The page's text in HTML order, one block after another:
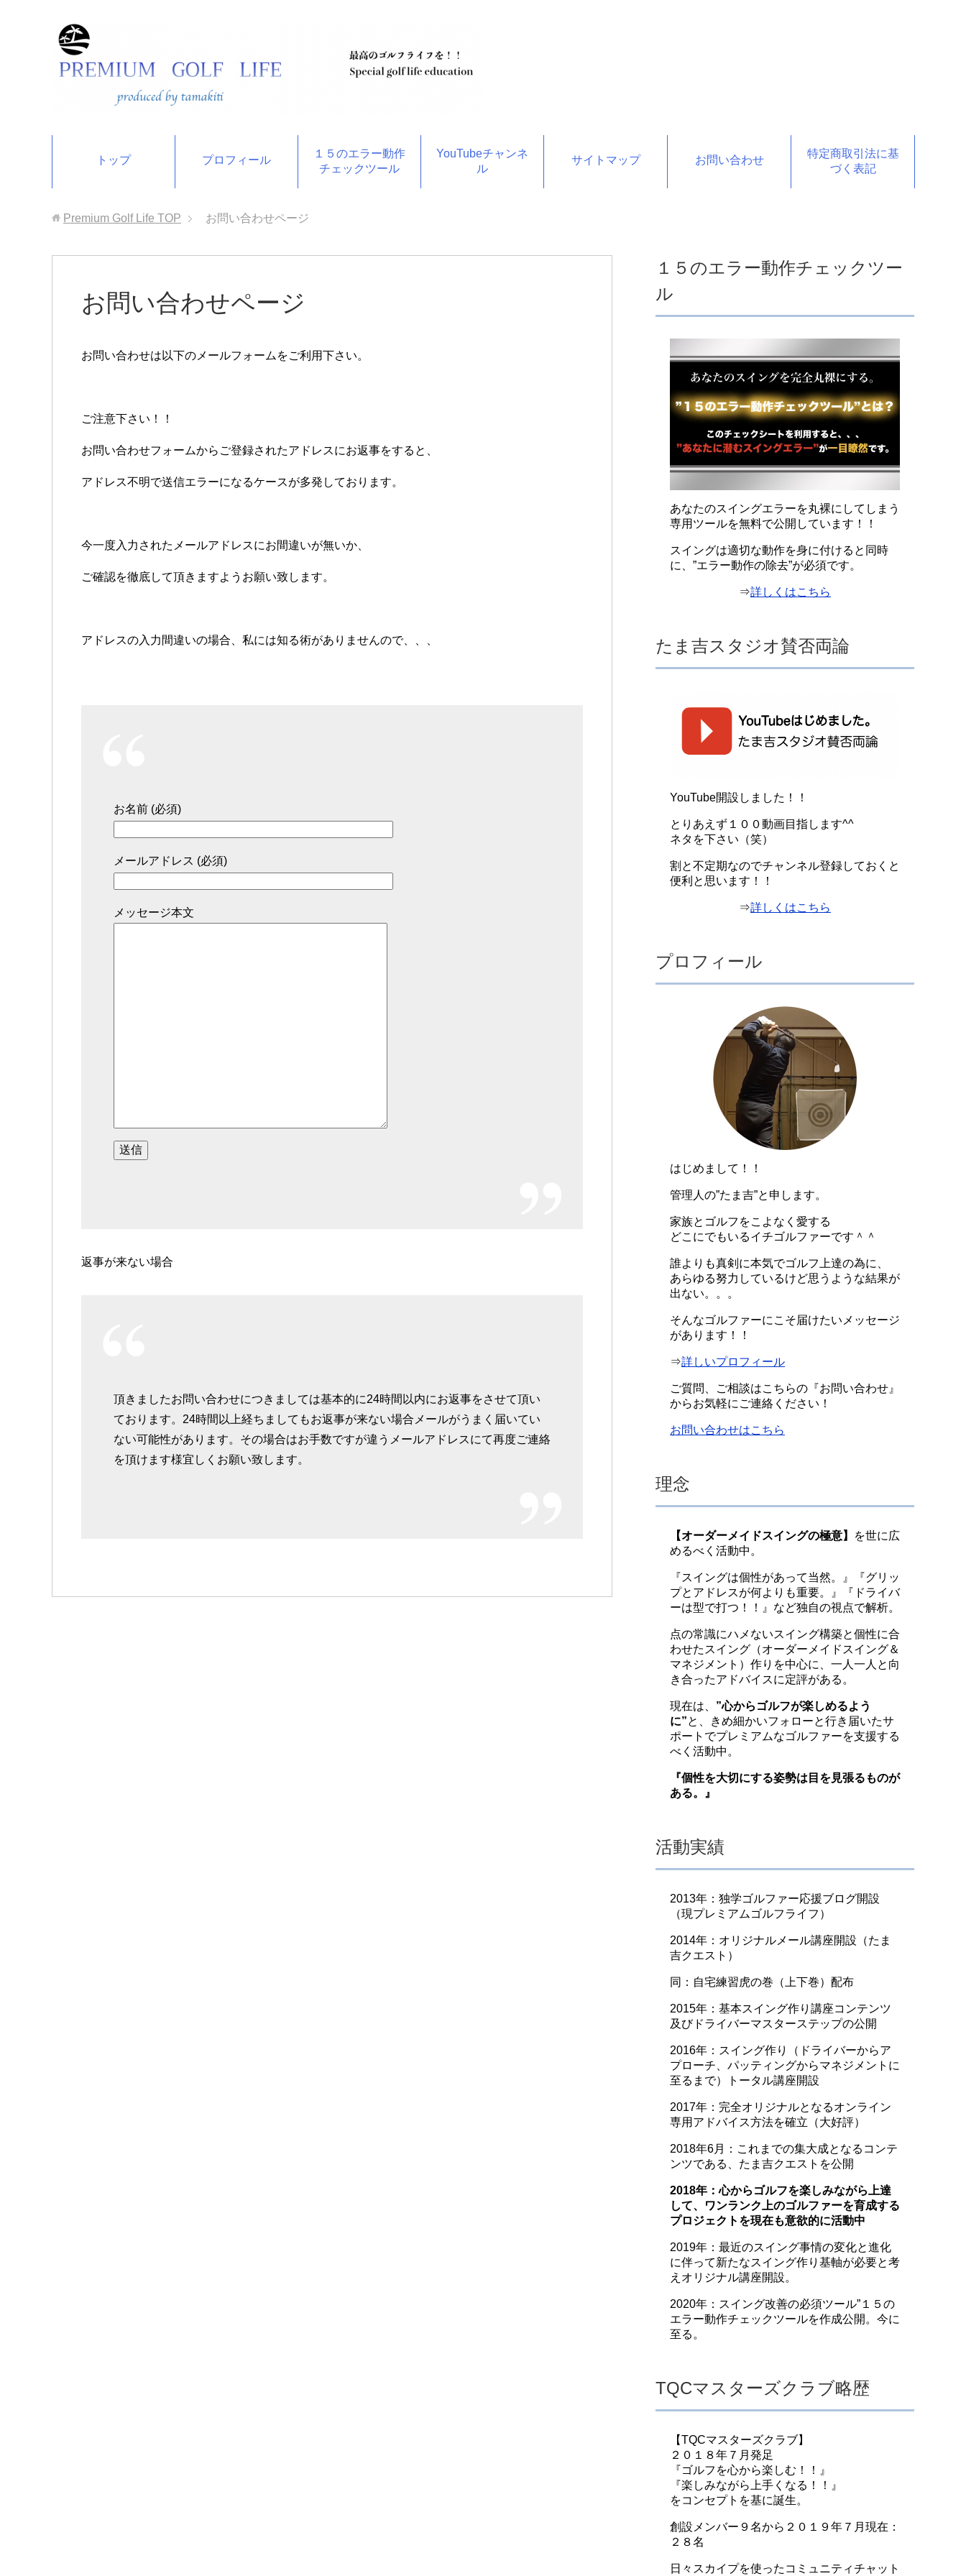
トップ プロフィール
１５のエラー動作
チェックツール
YouTubeチャンネ
ル
サイトマップ お問い合わせ
特定商取引法に基
づく表記
Premium Golf Life TOP お問い合わせページ
お問い合わせページ
お問い合わせは以下のメールフォームをご利用下さい。
ご注意下さい！！
お問い合わせフォームからご登録されたアドレスにお返事をすると、
アドレス不明で送信エラーになるケースが多発しております。
今一度入力されたメールアドレスにお間違いが無いか、
ご確認を徹底して頂きますようお願い致します。
アドレスの入力間違いの場合、私には知る術がありませんので、、、
お名前 (必須)
メールアドレス (必須)
メッセージ本文
返事が来ない場合
頂きましたお問い合わせにつきましては基本的に24時間以内にお返事をさせて頂い
ております。24時間以上経ちましてもお返事が来ない場合メールがうまく届いてい
ない可能性があります。その場合はお手数ですが違うメールアドレスにて再度ご連絡
を頂けます様宜しくお願い致します。
１５のエラー動作チェックツー
ル
あなたのスイングエラーを丸裸にしてしまう
専用ツールを無料で公開しています！！
スイングは適切な動作を身に付けると同時
に、”エラー動作の除去”が必須です。
⇒詳しくはこちら
たま吉スタジオ賛否両論
YouTube開設しました！！
とりあえず１００動画目指します^^
ネタを下さい（笑）
割と不定期なのでチャンネル登録しておくと
便利と思います！！
⇒詳しくはこちら
プロフィール
はじめまして！！
管理人の”たま吉”と申します。
家族とゴルフをこよなく愛する
どこにでもいるイチゴルファーです＾＾
誰よりも真剣に本気でゴルフ上達の為に、
あらゆる努力しているけど思うような結果が
出ない。。。
そんなゴルファーにこそ届けたいメッセージ
があります！！
⇒詳しいプロフィール
ご質問、ご相談はこちらの『お問い合わせ』
からお気軽にご連絡ください！
お問い合わせはこちら
理念
【オーダーメイドスイングの極意】
を世に広
めるべく活動中。
『スイングは個性があって当然。』『グリッ
プとアドレスが何よりも重要。』『ドライバ
ーは型で打つ！！』など独自の視点で解析。
点の常識にハメないスイング構築と個性に合
わせたスイング（オーダーメイドスイング＆
マネジメント）作りを中心に、一人一人と向
き合ったアドバイスに定評がある。
現在は、 ”心からゴルフが楽しめるよう
に”と、きめ細かいフォローと行き届いたサ
ポートでプレミアムなゴルファーを支援する
べく活動中。
『個性を大切にする姿勢は目を見張るものが
ある。』
活動実績
2013年：独学ゴルファー応援ブログ開設
（現プレミアムゴルフライフ）
2014年：オリジナルメール講座開設（たま
吉クエスト）
同：自宅練習虎の巻（上下巻）配布
2015年：基本スイング作り講座コンテンツ
及びドライバーマスターステップの公開
2016年：スイング作り（ドライバーからア
プローチ、パッティングからマネジメントに
至るまで）トータル講座開設
2017年：完全オリジナルとなるオンライン
専用アドバイス方法を確立（大好評）
2018年6月：これまでの集大成となるコンテ
ンツである、たま吉クエストを公開
2018年：心からゴルフを楽しみながら上達
して、ワンランク上のゴルファーを育成する
プロジェクトを現在も意欲的に活動中
2019年：最近のスイング事情の変化と進化
に伴って新たなスイング作り基軸が必要と考
えオリジナル講座開設。
2020年：スイング改善の必須ツール”１５の
エラー動作チェックツールを作成公開。今に
至る。
TQCマスターズクラブ略歴
【TQCマスターズクラブ】
２０１８年７月発足
『ゴルフを心から楽しむ！！』
『楽しみながら上手くなる！！』
をコンセプトを基に誕生。
創設メンバー９名から２０１９年７月現在：
２８名
日々スカイプを使ったコミュニティチャット